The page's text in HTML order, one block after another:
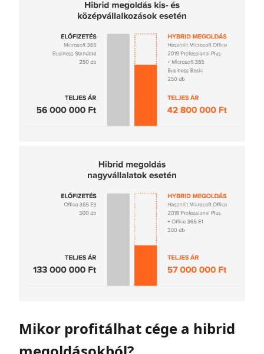
Mikor profitálhat cége a hibrid